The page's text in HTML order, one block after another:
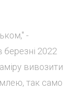
-
березні 2022
вивозити
так само